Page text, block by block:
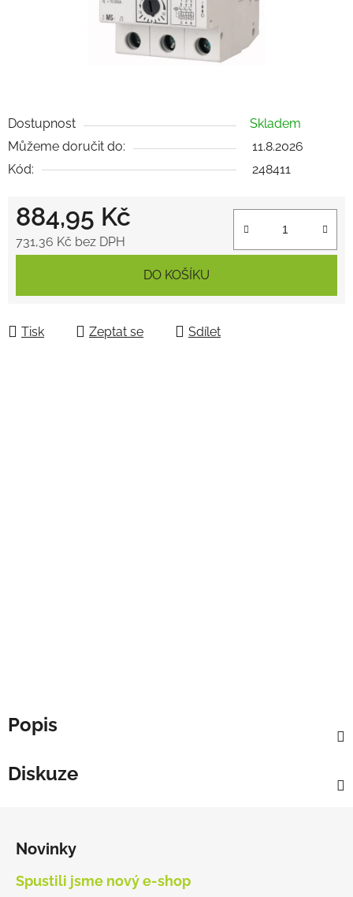
Dostupnost
Skladem
Můžeme doručit do:
11.8.2026
Kód:
248411
884,95 Kč
731,36 Kč bez DPH
DO KOŠÍKU
Tisk Zeptat se Sdílet
Popis
Diskuze
Novinky
Spustili jsme nový e-shop